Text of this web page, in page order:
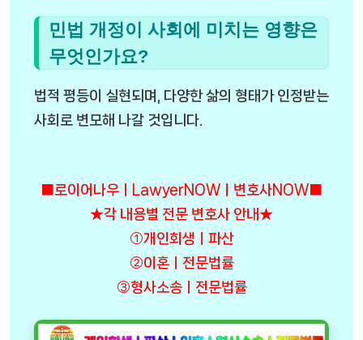
민법 개정이 사회에 미치는 영향은
무엇인가요?
법적 평등이 실현되며, 다양한 삶의 형태가 인정받는
사회로 변모해 나갈 것입니다.
■로이어나우ㅣLawyerNOWㅣ변호사NOW■
★각 내용별 전문 변호사 안내★
①개인회생ㅣ파산
②이혼ㅣ전문법률
③형사소송ㅣ전문법률